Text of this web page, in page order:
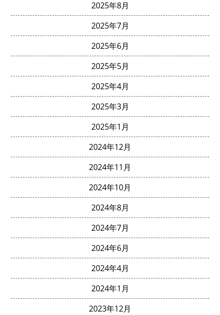
2025年8月
2025年7月
2025年6月
2025年5月
2025年4月
2025年3月
2025年1月
2024年12月
2024年11月
2024年10月
2024年8月
2024年7月
2024年6月
2024年4月
2024年1月
2023年12月